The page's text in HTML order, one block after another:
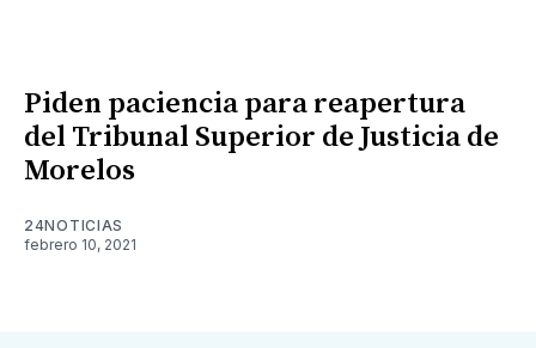
Piden paciencia para reapertura
del Tribunal Superior de Justicia de
Morelos
24NOTICIAS
febrero 10, 2021